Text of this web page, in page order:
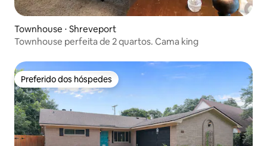
Townhouse ⋅ Shreveport
Townhouse perfeita de 2 quartos. Cama king
Preferido dos hóspedes
Preferido dos hóspedes